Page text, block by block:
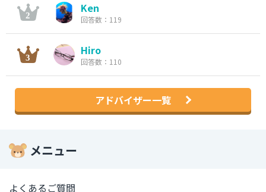
Ken
回答数：119
Hiro
回答数：110
アドバイザー一覧
メニュー
よくあるご質問